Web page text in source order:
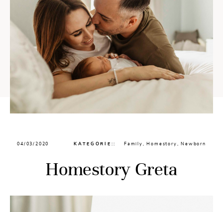
04/03/2020 KATEGORIE:: Family,Homestory,Newborn
Homestory Greta